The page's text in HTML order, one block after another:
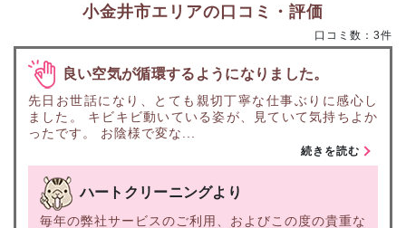
小金井市エリアの口コミ・評価
口コミ数：3件
良い空気が循環するようになりました。
先日お世話になり、とても親切丁寧な仕事ぶりに感心し
ました。 キビキビ動いている姿が、見ていて気持ちよか
ったです。 お陰様で変な...
続きを読む
ハートクリーニングより
毎年の弊社サービスのご利用、およびこの度の貴重な